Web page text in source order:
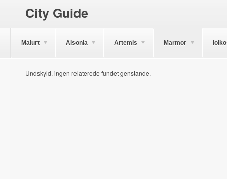
City Guide
Malurt Aisonia Artemis Marmor
Undskyld, ingen relaterede fundet genstande.